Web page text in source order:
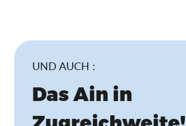
UND AUCH :
Das Ain in